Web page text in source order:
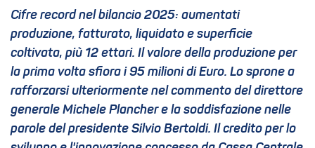
Cifre record nel bilancio 2025: aumentati
produzione, fatturato, liquidato e superficie
coltivata, più 12 ettari. Il valore della produzione per
la prima volta sfiora i 95 milioni di Euro. Lo sprone a
rafforzarsi ulteriormente nel commento del direttore
generale Michele Plancher e la soddisfazione nelle
parole del presidente Silvio Bertoldi. Il credito per lo